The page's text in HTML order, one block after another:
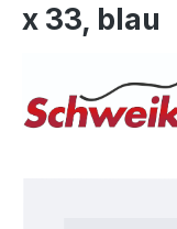
x 33, blau